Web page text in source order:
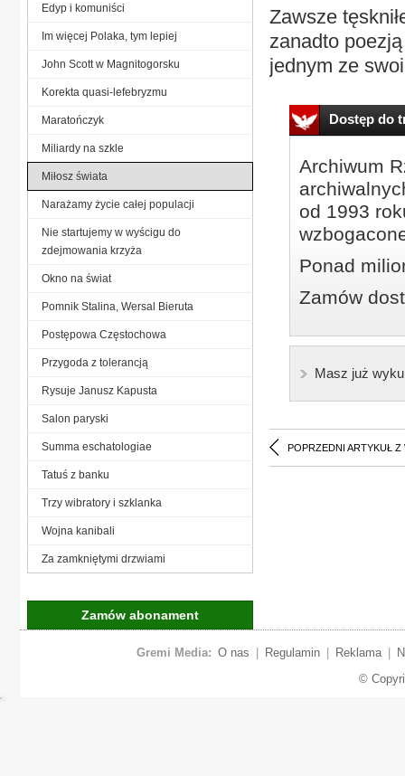
Zawsze
zanadto
jednym ze
Dostęp do
Archiwum
od 1993
Ponad
Zamów
Masz już
POPRZEDNI ARTYKUŁ Z
Edyp i komuniści
Im więcej Polaka, tym lepiej
John Scott w Magnitogorsku
Korekta quasi-lefebryzmu
Maratończyk
Miliardy na szkle
Miłosz świata
Narażamy życie całej populacji
Nie startujemy w wyścigu do
zdejmowania krzyża
Okno na świat
Pomnik Stalina, Wersal Bieruta
Postępowa Częstochowa
Przygoda z tolerancją
Rysuje Janusz Kapusta
Salon paryski
Summa eschatologiae
Tatuś z banku
Trzy wibratory i szklanka
Wojna kanibali
Za zamkniętymi drzwiami
Zamów abonament
Gremi Media: O nas Regulamin Reklama
©